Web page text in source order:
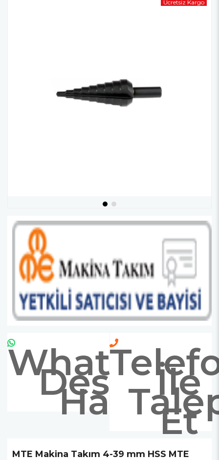
Ücretsiz Kargo
Whatsapp
Destek
Hattıİle
Et
MTE Makina Takım 4-39 mm HSS MTE